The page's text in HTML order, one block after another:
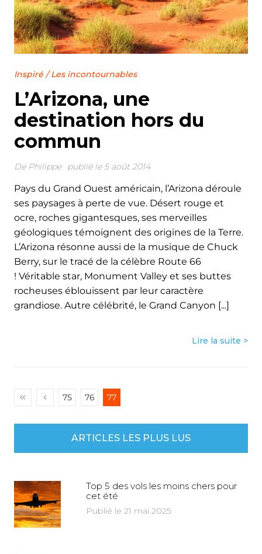
Inspiré /Les incontournables
L’Arizona, une
destination hors du
commun
De Philippe publié le 5 août 2014
Pays du Grand Ouest américain, l’Arizona déroule
ses paysages à perte de vue. Désert rouge et
ocre, roches gigantesques, ses merveilles
géologiques témoignent des origines de la Terre.
L’Arizona résonne aussi de la musique de Chuck
Berry, sur le tracé de la célèbre Route 66
! Véritable star, Monument Valley et ses buttes
rocheuses éblouissent par leur caractère
grandiose. Autre célébrité, le Grand Canyon [...]
Lire la suite >
75 76 77
ARTICLES LES PLUS LUS
Top 5 des vols les moins chers pour
cet été
Publié le 21 mai 2025